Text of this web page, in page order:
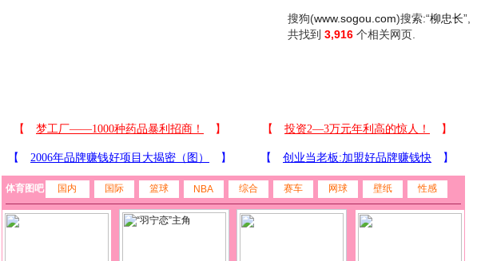
搜狗(www.sogou.com)搜索:“柳忠长”,
共找到 3,916 个相关网页.
体育图吧 国内 国际 篮球 NBA 综合 赛车 网球 壁纸 性感